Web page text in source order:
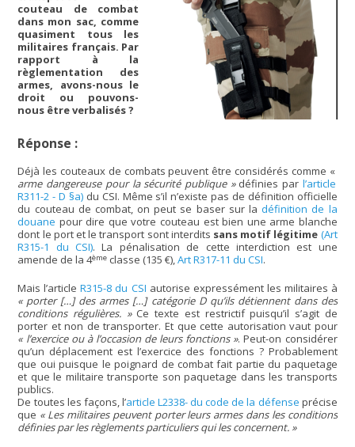
couteau de combat
dans mon sac, comme
quasiment tous les
militaires français. Par
rapport à la
règlementation des
armes, avons-nous le
droit ou pouvons-
nous être verbalisés ?
Réponse :
Déjà les couteaux de combats peuvent être considérés comme «
arme dangereuse pour la sécurité publique »définies par l’article
R311-2 - D §a)du CSI. Même s’il n’existe pas de définition officielle
du couteau de combat, on peut se baser sur ladéfinition de la
douane pour dire que votre couteau est bien une arme blanche
dont le port et le transport sont interdits sans motif légitime (Art
R315-1 du CSI). La pénalisation de cette interdiction est une
amende de la 4ème classe (135 €),Art R317-11 du CSI.
Mais l’articleR315-8 du CSI autorise expressément les militaires à
« porter […] des armes […] catégorie D qu’ils détiennent dans des
conditions régulières. »Ce texte est restrictif puisqu’il s’agit de
porter et non de transporter. Et que cette autorisation vaut pour
« l’exercice ou à l’occasion de leurs fonctions ». Peut-on considérer
qu’un déplacement est l’exercice des fonctions ? Probablement
que oui puisque le poignard de combat fait partie du paquetage
et que le militaire transporte son paquetage dans les transports
publics.
De toutes les façons, l’article L2338- du code de la défense précise
que « Les militaires peuvent porter leurs armes dans les conditions
définies par les règlements particuliers qui les concernent. »